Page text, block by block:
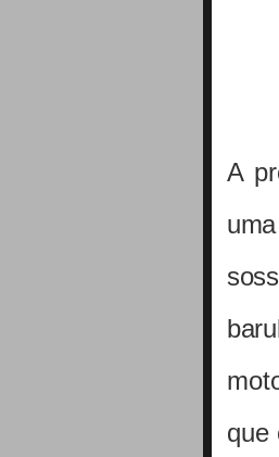
A
que